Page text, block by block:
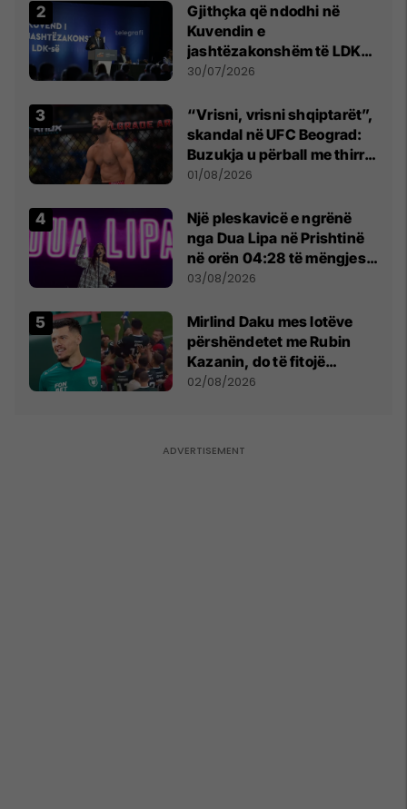
Gjithçka që ndodhi në
Kuvendin e
jashtëzakonshëm të LDK-
së
30/07/2026
“Vrisni, vrisni shqiptarët”,
skandal në UFC Beograd:
Buzukja u përball me thirrje
anti-shqiptare nga
01/08/2026
Një pleskavicë e ngrënë
nga Dua Lipa në Prishtinë
në orën 04:28 të mëngjesit
- dhe bota digjitale serbe
03/08/2026
Mirlind Daku mes lotëve
përshëndetet me Rubin
Kazanin, do të fitojë
miliona te Spartak Moska
02/08/2026